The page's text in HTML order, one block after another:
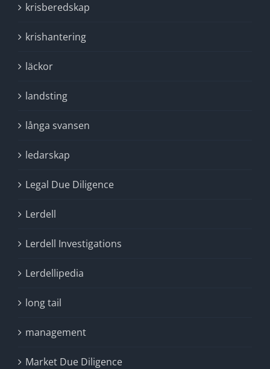
krisberedskap
krishantering
läckor
landsting
långa svansen
ledarskap
Legal Due Diligence
Lerdell
Lerdell Investigations
Lerdellipedia
long tail
management
Market Due Diligence